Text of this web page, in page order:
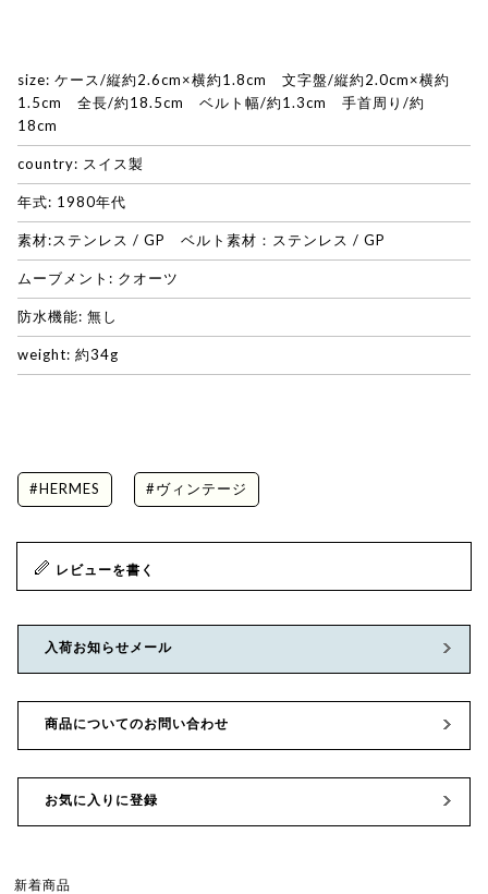
size: ケース/縦約2.6cm×横約1.8cm 文字盤/縦約2.0cm×横約
1.5cm 全長/約18.5cm ベルト幅/約1.3cm 手首周り/約
18cm
country: スイス製
年式: 1980年代
素材:ステンレス / GP ベルト素材：ステンレス / GP
ムーブメント: クオーツ
防水機能: 無し
weight: 約34g
#HERMES #ヴィンテージ
レビューを書く
入荷お知らせメール
商品についてのお問い合わせ
お気に入りに登録
新着商品